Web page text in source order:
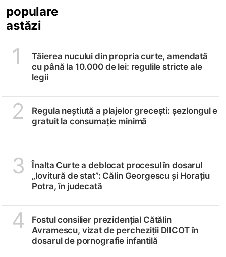
populare
astăzi
1
Tăierea nucului din propria curte, amendată
cu până la 10.000 de lei: regulile stricte ale
legii
2
Regula neștiută a plajelor grecești: șezlongul e
gratuit la consumație minimă
3
Înalta Curte a deblocat procesul în dosarul
„lovitură de stat”: Călin Georgescu și Horațiu
Potra, în judecată
4
Fostul consilier prezidențial Cătălin
Avramescu, vizat de percheziții DIICOT în
dosarul de pornografie infantilă